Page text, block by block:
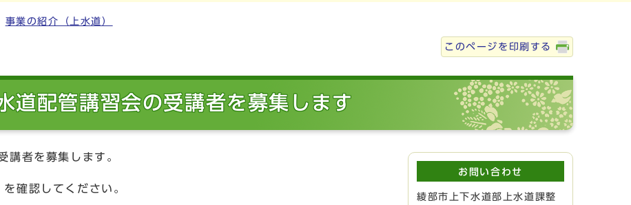
事業の紹介（上水道）
このページを印刷する
道配管講習会の受講者を募集します
講者を募集します。
確認してください。
お問い合わせ
綾部市上下水道部上水道課整